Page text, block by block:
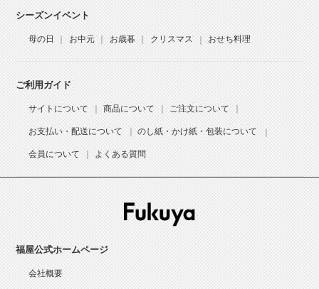
シーズンイベント
母の日 お中元 お歳暮 クリスマス おせち料理
ご利用ガイド
サイトについて 商品について ご注文について
お支払い・配送について のし紙・かけ紙・包装について
会員について よくある質問
福屋公式ホームページ
会社概要